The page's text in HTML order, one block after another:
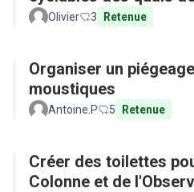
Olivier 3 Retenue
Organiser un
moustiques
Antoine.P 5 Retenue
Créer des toilettes
Colonne et de